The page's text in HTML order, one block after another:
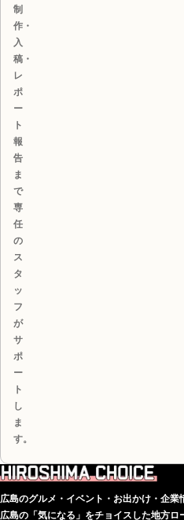
制
作・
入
稿・
レ
ポ
ー
ト
報
告
ま
で
専
任
の
ス
タ
ッ
フ
が
サ
ポ
ー
ト
し
ま
す。
広島のグルメ・イベント・お出かけ・企業
広島の「気になる」をチョイスした地方ロ